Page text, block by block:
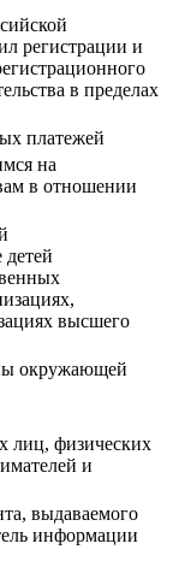
регистрации и
в пределах
платежей
на
в отношении
высшего
окружающей
лиц, физических
и
выдаваемого
информации